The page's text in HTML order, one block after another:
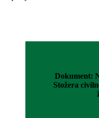
Dokument:
Stožera